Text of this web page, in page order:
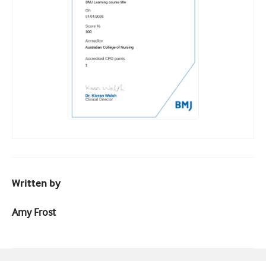
Written by
Amy Frost